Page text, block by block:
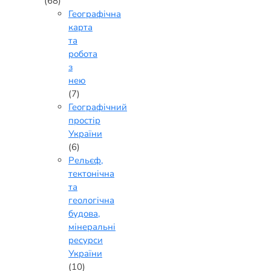
Географічна
карта
та
робота
з
нею
(7)
Географічний
простір
України
(6)
Рельєф,
тектонічна
та
геологічна
будова,
мінеральні
ресурси
України
(10)